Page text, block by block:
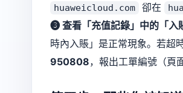
huaweicloud.com 卻在
❸ 查看「充值記錄」中的「入
時內入賬」是正常現象。若超
950808，報出工單編號（頁